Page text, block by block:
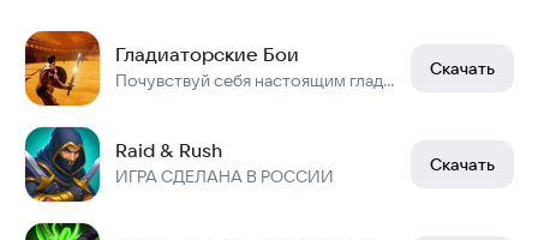
Гладиаторские Бои
Почувствуй себя настоящим гладиатором!
Скачать
Raid & Rush
ИГРА СДЕЛАНА В РОССИИ
Скачать